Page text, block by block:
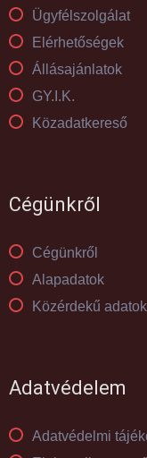
Ügyfélszolgálat
Elérhetőségek
Állásajánlatok
GY.I.K.
Közadatkereső
Cégünkről
Cégünkről
Alapadatok
Közérdekű adatok
Adatvédelem
Adatvédelmi